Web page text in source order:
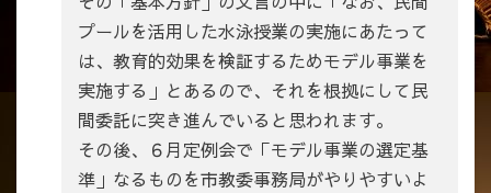
プールを活用した水泳授業の実施にあたって
は、教育的効果を検証するためモデル事業を
実施する」とあるので、それを根拠にして民
間委託に突き進んでいると思われます。
その後、６月定例会で「モデル事業の選定基
準」なるものを市教委事務局がやりやすいよ